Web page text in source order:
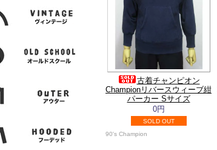
古着チャンピオン
Championリバースウィーブ紺
パーカー Sサイズ
0円
SOLD OUT
90's Champion